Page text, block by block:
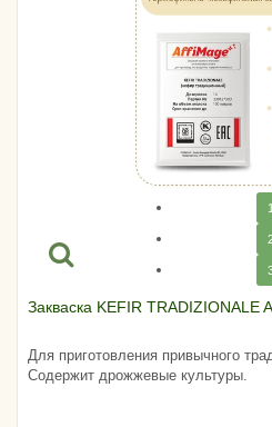
1
Закваска KEFIR TRADIZIONALE
Для приготовления привычного
Содержит дрожжевые культуры.